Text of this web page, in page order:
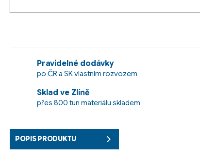
Pravidelné dodávky
po ČR a SK vlastním rozvozem
Sklad ve Zlíně
přes 800 tun materiálu skladem
POPIS PRODUKTU